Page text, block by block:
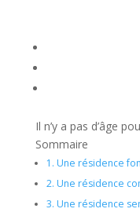
Il n’y a pas d’âge
Sommaire
1. Une résidence
2. Une résidence
3. Une résidence